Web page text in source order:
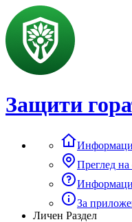
Защити
Преглед на
За
Личен Раздел